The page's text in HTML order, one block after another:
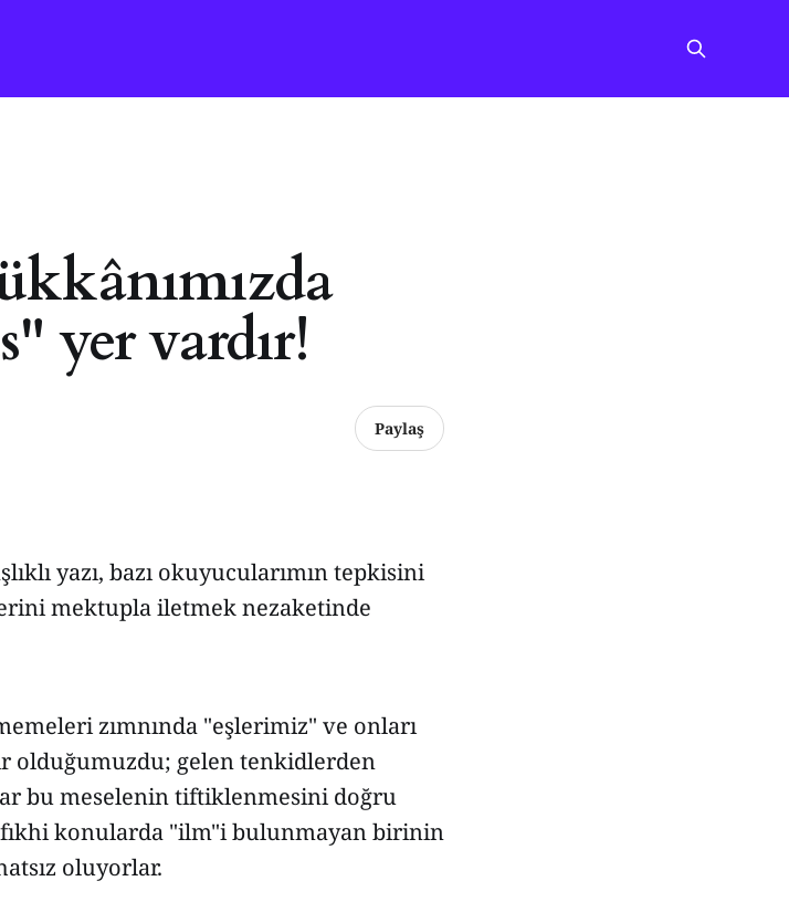
yer vardır!
Paylaş
yazı, bazı okuyucularımın tepkisini
mektupla iletmek nezaketinde
zımnında "eşlerimiz" ve onları
olduğumuzdu; gelen tenkidlerden
bu meselenin tiftiklenmesini doğru
konularda "ilm"i bulunmayan birinin
oluyorlar.